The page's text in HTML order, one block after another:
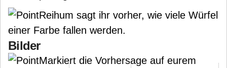
Reihum sagt ihr vorher, wie viele Würfel
einer Farbe fallen werden.
Markiert die Vorhersage auf eurem
Bilder